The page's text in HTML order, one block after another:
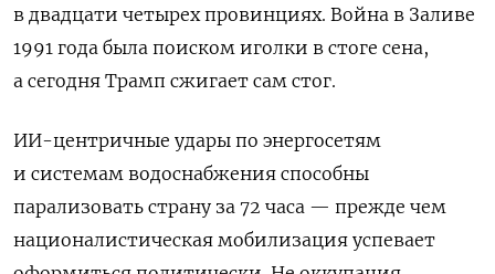
в двадцати четырех провинциях. Война в Заливе
1991 года была поиском иголки в стоге сена,
а сегодня Трамп сжигает сам стог.
ИИ-центричные удары по энергосетям
и системам водоснабжения способны
парализовать страну за 72 часа — прежде чем
националистическая мобилизация успевает